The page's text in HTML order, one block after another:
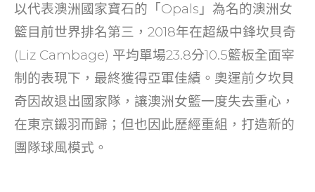
以代表澳洲國家寶石的「Opals」為名的澳洲女
籃目前世界排名第三，2018年在超級中鋒坎貝奇
(Liz Cambage) 平均單場23.8分10.5籃板全面宰
制的表現下，最終獲得亞軍佳績。奧運前夕坎貝
奇因故退出國家隊，讓澳洲女籃一度失去重心，
在東京鎩羽而歸；但也因此歷經重組，打造新的
團隊球風模式。